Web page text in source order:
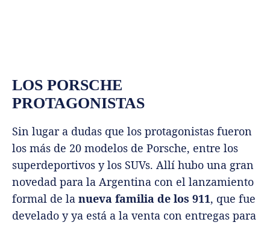
LOS PORSCHE
PROTAGONISTAS
Sin lugar a dudas que los protagonistas fueron
los más de 20 modelos de Porsche, entre los
superdeportivos y los SUVs. Allí hubo una gran
novedad para la Argentina con el lanzamiento
formal de la nueva familia de los 911, que fue
develado y ya está a la venta con entregas para